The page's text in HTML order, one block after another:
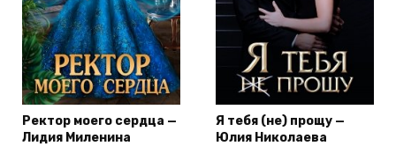
Ректор моего сердца —
Лидия Миленина
Я тебя (не) прощу —
Юлия Николаева